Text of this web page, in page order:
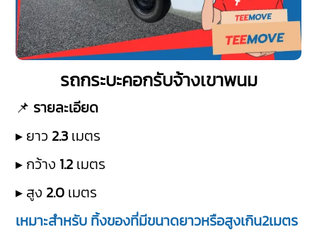
รถกระบะคอกรับจ้างเขาพนม
📌 รายละเอียด
▸ ยาว 2.3 เมตร
▸ กว้าง 1.2 เมตร
▸ สูง 2.0 เมตร
เหมาะสำหรับ ทิ้งของที่มีขนาดยาวหรือสูงเกิน2เมตร